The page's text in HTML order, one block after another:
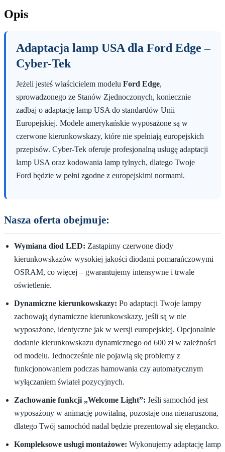
Opis
Adaptacja lamp USA dla Ford Edge –
Cyber-Tek
Jeżeli jesteś właścicielem modelu Ford Edge,
sprowadzonego ze Stanów Zjednoczonych, koniecznie
zadbaj o adaptację lamp USA do standardów Unii
Europejskiej. Modele amerykańskie wyposażone są w
czerwone kierunkowskazy, które nie spełniają europejskich
przepisów. Cyber-Tek oferuje profesjonalną usługę adaptacji
lamp USA oraz kodowania lamp tylnych, dlatego Twoje
Ford będzie w pełni zgodne z europejskimi normami.
Nasza oferta obejmuje:
Wymiana diod LED: Zastąpimy czerwone diody
kierunkowskazów wysokiej jakości diodami pomarańczowymi
OSRAM, co więcej – gwarantujemy intensywne i trwałe
oświetlenie.
Dynamiczne kierunkowskazy: Po adaptacji Twoje lampy
zachowają dynamiczne kierunkowskazy, jeśli są w nie
wyposażone, identyczne jak w wersji europejskiej. Opcjonalnie
dodanie kierunkowskazu dynamicznego od 600 zł w zależności
od modelu. Jednocześnie nie pojawią się problemy z
funkcjonowaniem podczas hamowania czy automatycznym
wyłączaniem świateł pozycyjnych.
Zachowanie funkcji „Welcome Light”: Jeśli samochód jest
wyposażony w animację powitalną, pozostaje ona nienaruszona,
dlatego Twój samochód nadal będzie prezentował się elegancko.
Kompleksowe usługi montażowe: Wykonujemy adaptację lamp